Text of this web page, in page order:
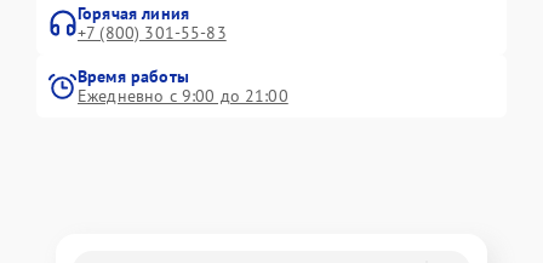
Горячая линия
+7 (800) 301-55-83
Время работы
Ежедневно с 9:00 до 21:00